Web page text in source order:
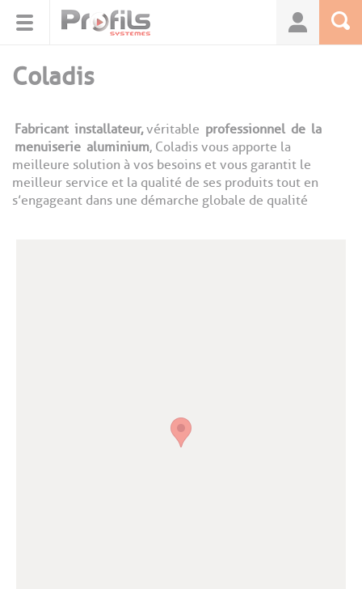
Coladis
Fabricant installateur,véritable professionnel de la
menuiserie aluminium, Coladis vous apporte la
meilleure solution à vos besoins et vous garantit le
meilleur service et la qualité de ses produits tout en
s’engageant dans une démarche globale de qualité
Panneau de gestion des cookies